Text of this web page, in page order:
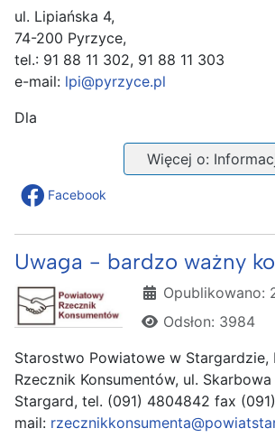
ul. Lipiańska 4,
74-200 Pyrzyce,
tel.: 91 88 11 302, 91 88 11 303
e-mail: lpi@pyrzyce.pl
Dla
Więcej o:
Facebook
Uwaga - bardzo ważny
Szczegóły
Opublikowano:
Odsłon: 3984
Starostwo Powiatowe w Stargardzie,
Rzecznik Konsumentów, ul. Skarbowa
Stargard, tel. (091) 4804842 fax
mail: